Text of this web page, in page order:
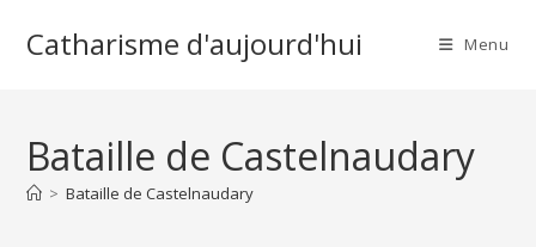
Catharisme d'aujourd'hui Menu
Bataille de Castelnaudary
> Bataille de Castelnaudary